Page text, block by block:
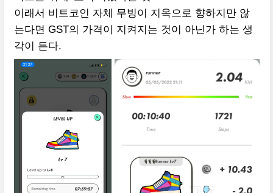
이래서 비트코인 자체 무빙이 지옥으로 향하지만 않
는다면 GST의 가격이 지켜지는 것이 아닌가 하는 생
각이 든다.